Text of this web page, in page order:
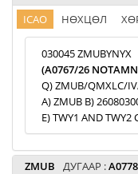
ICAO НӨХЦӨЛ
030045 ZMUBYNYX
(A0767/26 NOTAMN
Q) ZMUB/QMXLC/
A) ZMUB B)
E) TWY1 AND TWY2
ZMUB ДУГААР :